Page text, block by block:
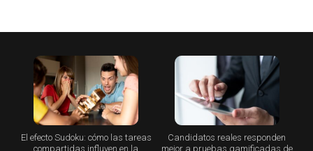
El efecto Sudoku: cómo las tareas
compartidas influyen en la
Candidatos reales responden
mejor a pruebas gamificadas de